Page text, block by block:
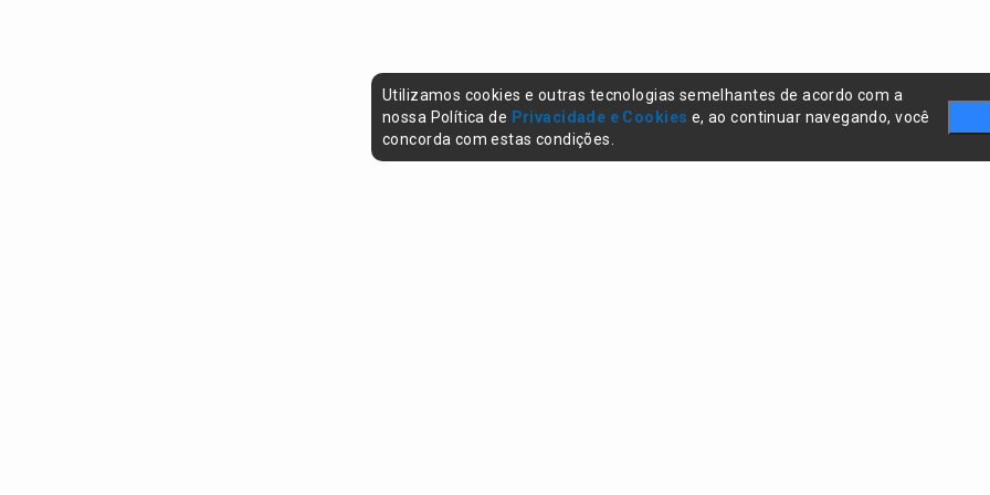
Utilizamos cookies e outras tecnologias semelhantes de acordo com a
nossa Política de Privacidade e Cookies e, ao continuar navegando, você
concorda com estas condições.